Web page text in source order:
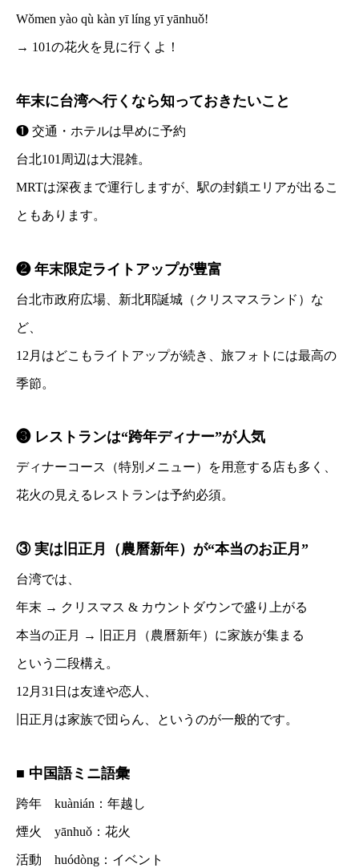
Wǒmen yào qù kàn yī líng yī yānhuǒ!
→ 101の花火を見に行くよ！
年末に台湾へ行くなら知っておきたいこと
❶ 交通・ホテルは早めに予約
台北101周辺は大混雑。
MRTは深夜まで運行しますが、駅の封鎖エリアが出るこ
ともあります。
❷ 年末限定ライトアップが豊富
台北市政府広場、新北耶誕城（クリスマスランド）な
ど、
12月はどこもライトアップが続き、旅フォトには最高の
季節。
❸ レストランは“跨年ディナー”が人気
ディナーコース（特別メニュー）を用意する店も多く、
花火の見えるレストランは予約必須。
③ 実は旧正月（農曆新年）が“本当のお正月”
台湾では、
年末 → クリスマス & カウントダウンで盛り上がる
本当の正月 → 旧正月（農曆新年）に家族が集まる
という二段構え。
12月31日は友達や恋人、
旧正月は家族で団らん、というのが一般的です。
■ 中国語ミニ語彙
跨年 kuànián：年越し
煙火 yānhuǒ：花火
活動 huódòng：イベント